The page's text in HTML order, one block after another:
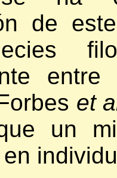
de
et
un